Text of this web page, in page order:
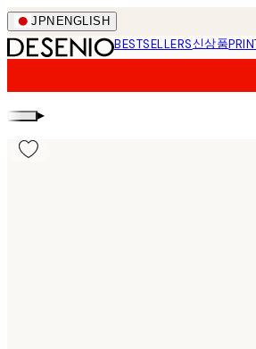
Skip
to
main
JPN ENGLISH
BESTSELLERS신상품
▸